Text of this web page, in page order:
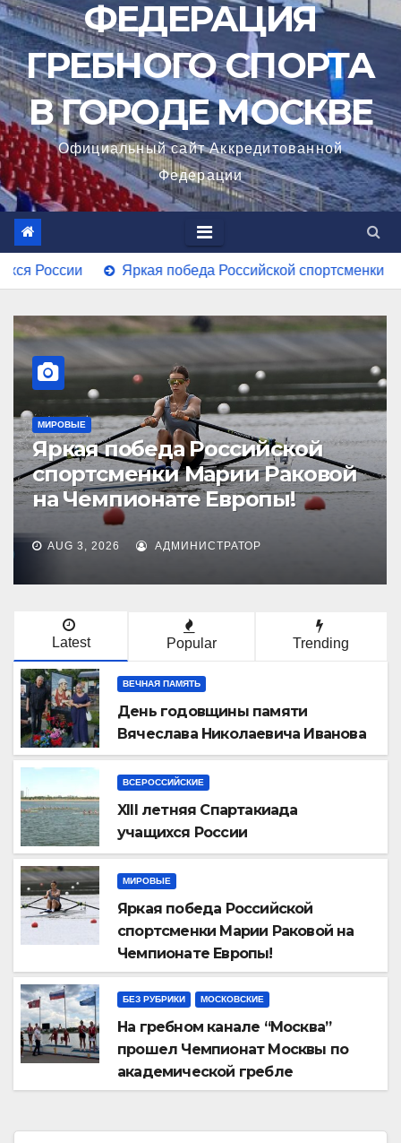
ФЕДЕРАЦИЯ
ГРЕБНОГО СПОРТА
В ГОРОДЕ МОСКВЕ
Официальный сайт Аккредитованной
Федерации
Российской спортсменки Марии Раковой на
БЕЗ РУБРИКИ МОСКОВСКИЕ
На гребном канале “Москва”
прошел Чемпионат Москвы
по академической гребле
JUL 28, 2026 АДМИНИСТРАТОР
Latest Popular Trending
ВЕЧНАЯ ПАМЯТЬ
День годовщины памяти
Вячеслава Николаевича Иванова
ВСЕРОССИЙСКИЕ
XIII летняя Спартакиада
учащихся России
МИРОВЫЕ
Яркая победа Российской
спортсменки Марии Раковой на
Чемпионате Европы!
БЕЗ РУБРИКИ МОСКОВСКИЕ
На гребном канале “Москва”
прошел Чемпионат Москвы по
академической гребле